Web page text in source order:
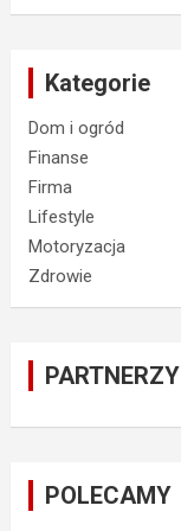
Kategorie
Dom i ogród
Finanse
Firma
Lifestyle
Motoryzacja
Zdrowie
PARTNERZY
POLECAMY